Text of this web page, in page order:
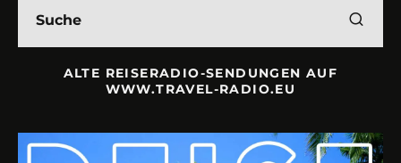
ALTE REISERADIO-SENDUNGEN AUF
WWW.TRAVEL-RADIO.EU